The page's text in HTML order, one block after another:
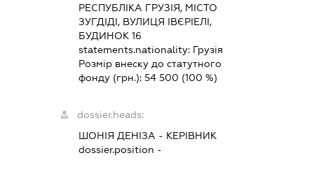
РЕСПУБЛІКА ГРУЗІЯ, МІСТО
ЗУГДІДІ, ВУЛИЦЯ ІВЄРІЕЛІ,
БУДИНОК 16
statements.nationality: Грузія
Розмір внеску до статутного
фонду (грн.):54 500 (100 %)
dossier.heads:
ШОНІЯ ДЕНІЗА - КЕРІВНИК
dossier.position -